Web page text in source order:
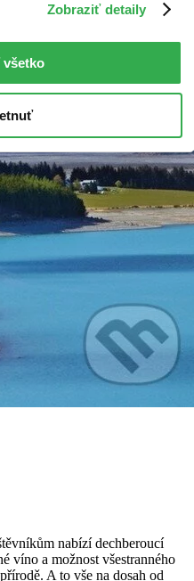
Zobraziť detaily
nabízí dechberoucí
víno a možnost všestranného
A to vše na dosah od